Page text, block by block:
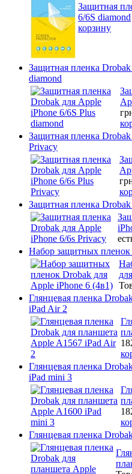
Защитная
6/6S diamond
корзину
Защитная пленка
diamond
Защитная пленка
Privacy
Защитная пленка
Набор защитных пленок
Глянцевая пленка
iPad Air 2
Глянцевая пленка
iPad mini 3
Глянцевая пленка